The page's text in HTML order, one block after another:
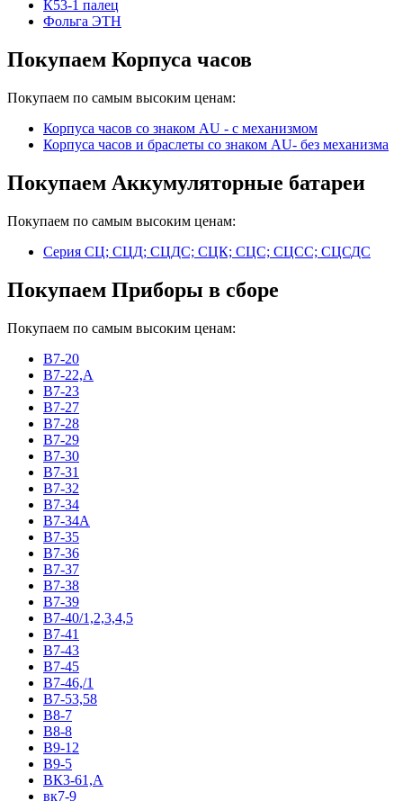
К53-1 палец
Фольга ЭТН
Покупаем Корпуса часов
Покупаем по самым высоким ценам:
Корпуса часов cо знаком AU - с механизмом
Корпуса часов и браслеты со знаком AU- без механизма
Покупаем Аккумуляторные батареи
Покупаем по самым высоким ценам:
Серия СЦ; СЦД; СЦДС; СЦК; СЦС; СЦСС; СЦСДС
Покупаем Приборы в сборе
Покупаем по самым высоким ценам:
В7-20
В7-22,А
В7-23
В7-27
В7-28
В7-29
В7-30
В7-31
В7-32
В7-34
В7-34А
В7-35
В7-36
В7-37
В7-38
В7-39
В7-40/1,2,3,4,5
В7-41
В7-43
В7-45
В7-46,/1
В7-53,58
В8-7
В8-8
В9-12
В9-5
ВК3-61,А
вк7-9